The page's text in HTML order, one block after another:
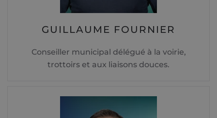
GUILLAUME FOURNIER
Conseiller municipal délégué à la voirie,
trottoirs et aux liaisons douces.